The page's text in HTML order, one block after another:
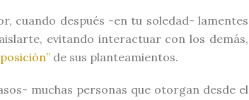
cuando después -en tu soledad- lamentes
evitando interactuar con los demás,
de sus planteamientos.
muchas personas que otorgan desde el